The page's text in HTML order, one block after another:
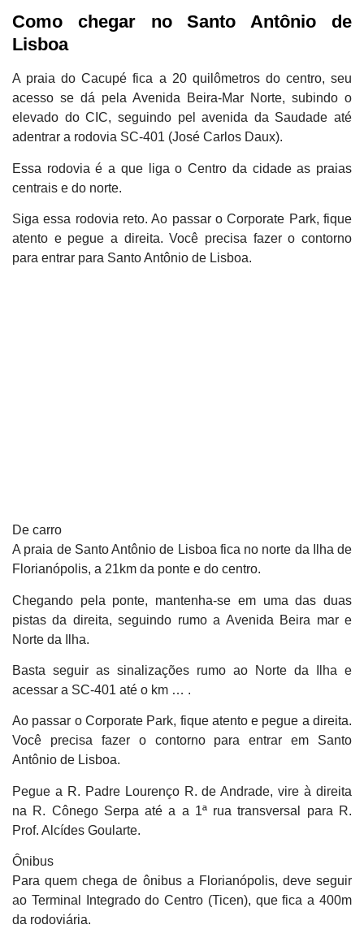
Como chegar no Santo Antônio de
Lisboa
A praia do Cacupé fica a 20 quilômetros do centro, seu
acesso se dá pela Avenida Beira-Mar Norte, subindo o
elevado do CIC, seguindo pel avenida da Saudade até
adentrar a rodovia SC-401 (José Carlos Daux).
Essa rodovia é a que liga o Centro da cidade as praias
centrais e do norte.
Siga essa rodovia reto. Ao passar o Corporate Park, fique
atento e pegue a direita. Você precisa fazer o contorno
para entrar para Santo Antônio de Lisboa.
De carro
A praia de Santo Antônio de Lisboa fica no norte da Ilha de
Florianópolis, a 21km da ponte e do centro.
Chegando pela ponte, mantenha-se em uma das duas
pistas da direita, seguindo rumo a Avenida Beira mar e
Norte da Ilha.
Basta seguir as sinalizações rumo ao Norte da Ilha e
acessar a SC-401 até o km … .
Ao passar o Corporate Park, fique atento e pegue a direita.
Você precisa fazer o contorno para entrar em Santo
Antônio de Lisboa.
Pegue a R. Padre Lourenço R. de Andrade, vire à direita
na R. Cônego Serpa até a a 1ª rua transversal para R.
Prof. Alcídes Goularte.
Ônibus
Para quem chega de ônibus a Florianópolis, deve seguir
ao Terminal Integrado do Centro (Ticen), que fica a 400m
da rodoviária.